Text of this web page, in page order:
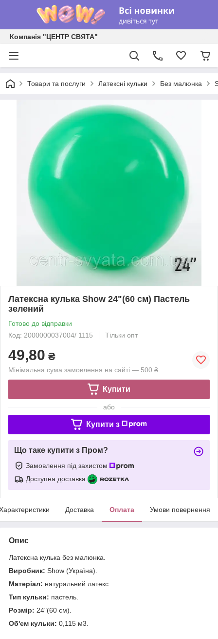
Компанія "ЦЕНТР СВЯТА"
Товари та послуги Латексні кульки Без малюнка
Латексна кулька Show 24"(60 см) Пастель
зелений
Готово до відправки
Код: 2000000037004/ 1115
Тільки опт
49,80 ₴
Мінімальна сума замовлення на сайті — 500 ₴
Купити
або
Купити з
Що таке купити з Пром?
Замовлення під захистом
Доступна доставка
Доставка Оплата Умови повернення
Опис
Латексна кулька без малюнка.
Виробник: Show (Україна).
Матеріал: натуральний латекс.
Тип кульки: пастель.
Розмір: 24"(60 см).
Об'єм кульки: 0,115 м3.